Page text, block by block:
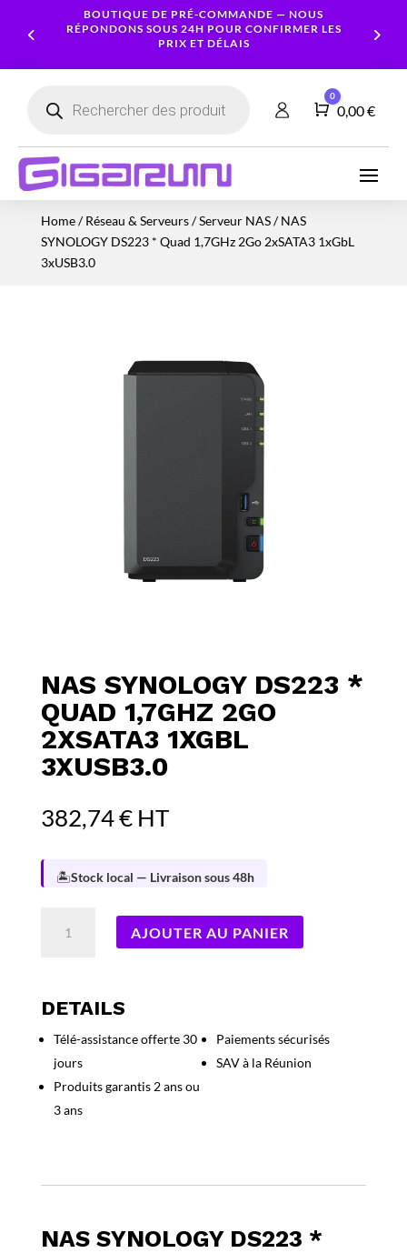
BOUTIQUE DE PRÉ-COMMANDE — NOUS
RÉPONDONS SOUS 24H POUR CONFIRMER LES
PRIX ET DÉLAIS
produits
Panier
0
0,00€
Home/Réseau & Serveurs/Serveur NAS/ NAS
SYNOLOGY DS223 * Quad 1,7GHz 2Go 2xSATA3 1xGbL
3xUSB3.0
NAS SYNOLOGY DS223 *
QUAD 1,7GHZ 2GO
2XSATA3 1XGBL
3XUSB3.0
382,74€ HT
🏝️Stock local — Livraison sous 48h
DS223
Quad
1,7GHz
2Go
2xSATA3
AJOUTER AU PANIER
DETAILS
Télé-assistance offerte 30
jours
Produits garantis 2 ans ou
3 ans
Paiements sécurisés
SAV à la Réunion
NAS SYNOLOGY DS223 *
Ordinateurs
Portables
Ordinateurs
Processeur
Graphique
Mémoire
Ecrans
Serveur
NAS
Onduleurs
SmartphonesLogiciels